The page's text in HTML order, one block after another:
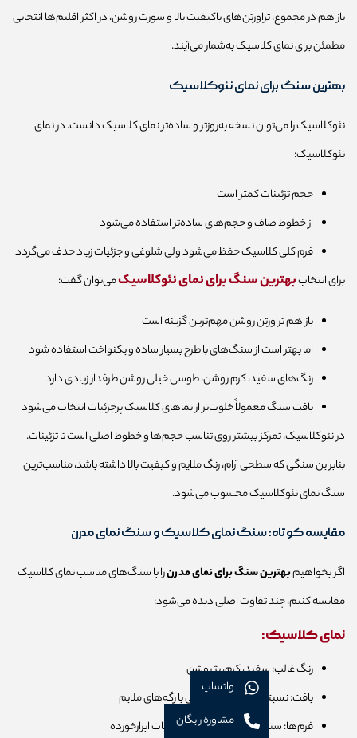
باز هم در مجموع، تراورتن‌های باکیفیت بالا و سورت روشن، در اکثر اقلیم‌ها انتخابی
مطمئن برای نمای کلاسیک به‌شمار می‌آیند.
بهترین سنگ برای نمای نئوکلاسیک
نئوکلاسیک را می‌توان نسخه به‌روزتر و ساده‌تر نمای کلاسیک دانست. در نمای
نئوکلاسیک:
حجم تزئینات کمتر است
از خطوط صاف و حجم‌های ساده‌تر استفاده می‌شود
فرم کلی کلاسیک حفظ می‌شود ولی شلوغی و جزئیات زیاد حذف می‌گردد
برای انتخاببهترین سنگ برای نمای نئوکلاسیکمی‌توان گفت:
باز هم تراورتن روشن مهم‌ترین گزینه است
اما بهتر است از سنگ‌های با طرح بسیار ساده و یکنواخت استفاده شود
رنگ‌های سفید، کرم روشن، طوسی خیلی روشن طرفدار زیادی دارد
بافت سنگ معمولاً خلوت‌تر از نماهای کلاسیک پرجزئیات انتخاب می‌شود
در نئوکلاسیک، تمرکز بیشتر روی تناسب حجم‌ها و خطوط اصلی است تا تزئینات.
بنابراین سنگی که سطحی آرام، رنگ ملایم و کیفیت بالا داشته باشد، مناسب‌ترین
سنگ نمای نئوکلاسیک محسوب می‌شود.
مقایسه کوتاه: سنگ نمای کلاسیک و سنگ نمای مدرن
اگر بخواهیمبهترین سنگ برای نمای مدرنرا با سنگ‌های مناسب نمای کلاسیک
مقایسه کنیم، چند تفاوت اصلی دیده می‌شود:
نمای کلاسیک:
رنگ غالب: سفید، کرم، بژ روشن
بافت: نسبتاً یکنواخت، اما گاهی با رگه‌های ملایم
فرم‌ها: ستون، قوس، قاب‌بندی، جزئیات ابزارخورده
واتساپ
مشاوره رایگان